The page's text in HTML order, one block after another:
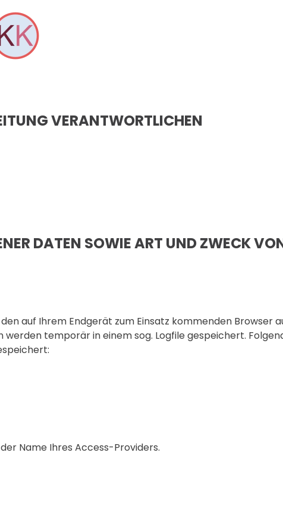
VERANTWORTLICHEN
DATEN SOWIE ART UND ZWECK
auf Ihrem Endgerät zum Einsatz kommenden Browser
temporär in einem sog. Logfile gespeichert.
Name Ihres Access-Providers.